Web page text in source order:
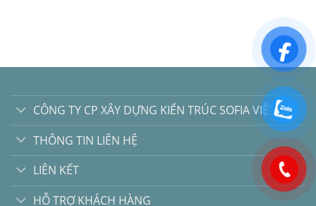
CÔNG TY CP XÂY DỰNG KIẾN TRÚC SOFIA VIỆT
THÔNG TIN LIÊN HỆ
LIÊN KẾT
HỖ TRỢ KHÁCH HÀNG